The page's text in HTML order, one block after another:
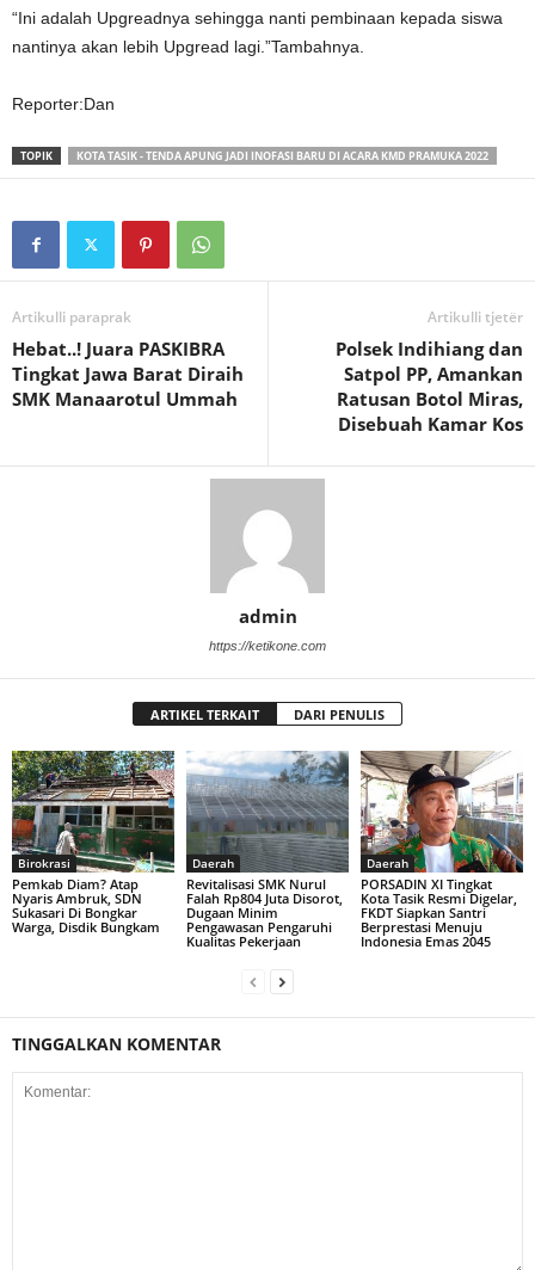
“Ini adalah Upgreadnya sehingga nanti pembinaan kepada siswa
nantinya akan lebih Upgread lagi.”Tambahnya.
Reporter:Dan
TOPIK KOTA TASIK - TENDA APUNG JADI INOFASI BARU DI ACARA KMD PRAMUKA 2022
Artikulli paraprak
Hebat..! Juara PASKIBRA
Tingkat Jawa Barat Diraih
SMK Manaarotul Ummah
Artikulli tjetër
Polsek Indihiang dan
Satpol PP, Amankan
Ratusan Botol Miras,
Disebuah Kamar Kos
admin
https://ketikone.com
ARTIKEL TERKAIT DARI PENULIS
Birokrasi
Pemkab Diam? Atap
Nyaris Ambruk, SDN
Sukasari Di Bongkar
Warga, Disdik Bungkam
Daerah
Revitalisasi SMK Nurul
Falah Rp804 Juta Disorot,
Dugaan Minim
Pengawasan Pengaruhi
Kualitas Pekerjaan
Daerah
PORSADIN XI Tingkat
Kota Tasik Resmi Digelar,
FKDT Siapkan Santri
Berprestasi Menuju
Indonesia Emas 2045
TINGGALKAN KOMENTAR